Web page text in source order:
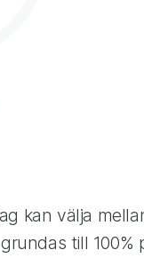
kan välja
till 100%